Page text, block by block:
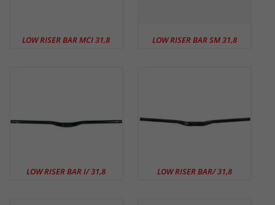
LOW RISER BAR MCI 31,8 LOW RISER BAR SM 31,8
LOW RISER BAR I/ 31,8 LOW RISER BAR/ 31,8